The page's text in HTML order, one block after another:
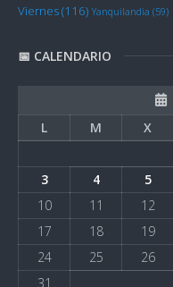
Viernes(116) Yanquilandia (59)
📅 CALENDARIO
L
M X
3
4 5
10
11 12
17
18 19
24
25 26
31